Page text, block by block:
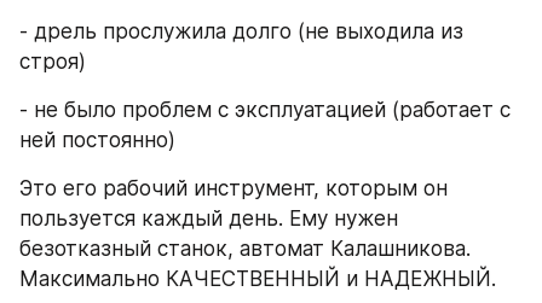
- дрель прослужила долго (не выходила из
строя)
- не было проблем с эксплуатацией (работает с
ней постоянно)
Это его рабочий инструмент, которым он
пользуется каждый день. Ему нужен
безотказный станок, автомат Калашникова.
Максимально КАЧЕСТВЕННЫЙ и НАДЕЖНЫЙ.